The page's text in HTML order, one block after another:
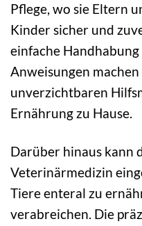
Pflege, wo sie Eltern
Kinder sicher und
einfache
Anweisungen
unverzichtbaren
Ernährung zu Hause.
Darüber hinaus kann
Veterinärmedizin
Tiere enteral zu
verabreichen. Die